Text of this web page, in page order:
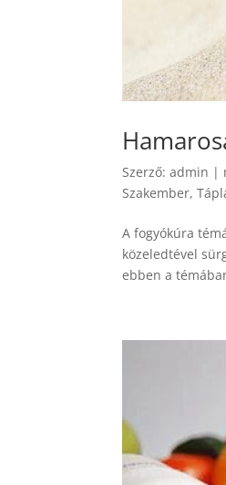
Szerző:admin |
Szakember,
A fogyókúra
közeledtével
ebben a